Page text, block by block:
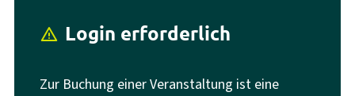
report_problem Login erforderlich
Zur Buchung einer Veranstaltung ist eine